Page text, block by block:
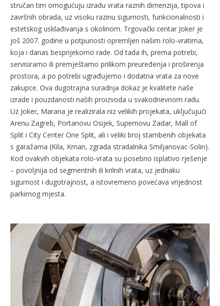
stručan tim omogućuju izradu vrata raznih dimenzija, tipova i
završnih obrada, uz visoku razinu sigurnosti, funkcionalnosti i
estetskog usklađivanja s okolinom. Trgovački centar Joker je
još 2007. godine u potpunosti opremljen našim rolo-vratima,
koja i danas besprijekorno rade. Od tada ih, prema potrebi,
servisiramo ili premještamo prilikom preuređenja i proširenja
prostora, a po potrebi ugrađujemo i dodatna vrata za nove
zakupce. Ova dugotrajna suradnja dokaz je kvalitete naše
izrade i pouzdanosti naših proizvoda u svakodnevnom radu.
Uz Joker, Marana je realizirala niz velikih projekata, uključujući
Arenu Zagreb, Portanovu Osijek, Supernovu Zadar, Mall of
Split i City Center One Split, ali i veliki broj stambenih objekata
s garažama (Kila, Kman, zgrada stradalnika Smiljanovac-Solin).
Kod ovakvih objekata rolo-vrata su posebno isplativo rješenje
– povoljnija od segmentnih ili krilnih vrata, uz jednaku
sigurnost i dugotrajnost, a istovremeno povećava vrijednost
parkirnog mjesta.